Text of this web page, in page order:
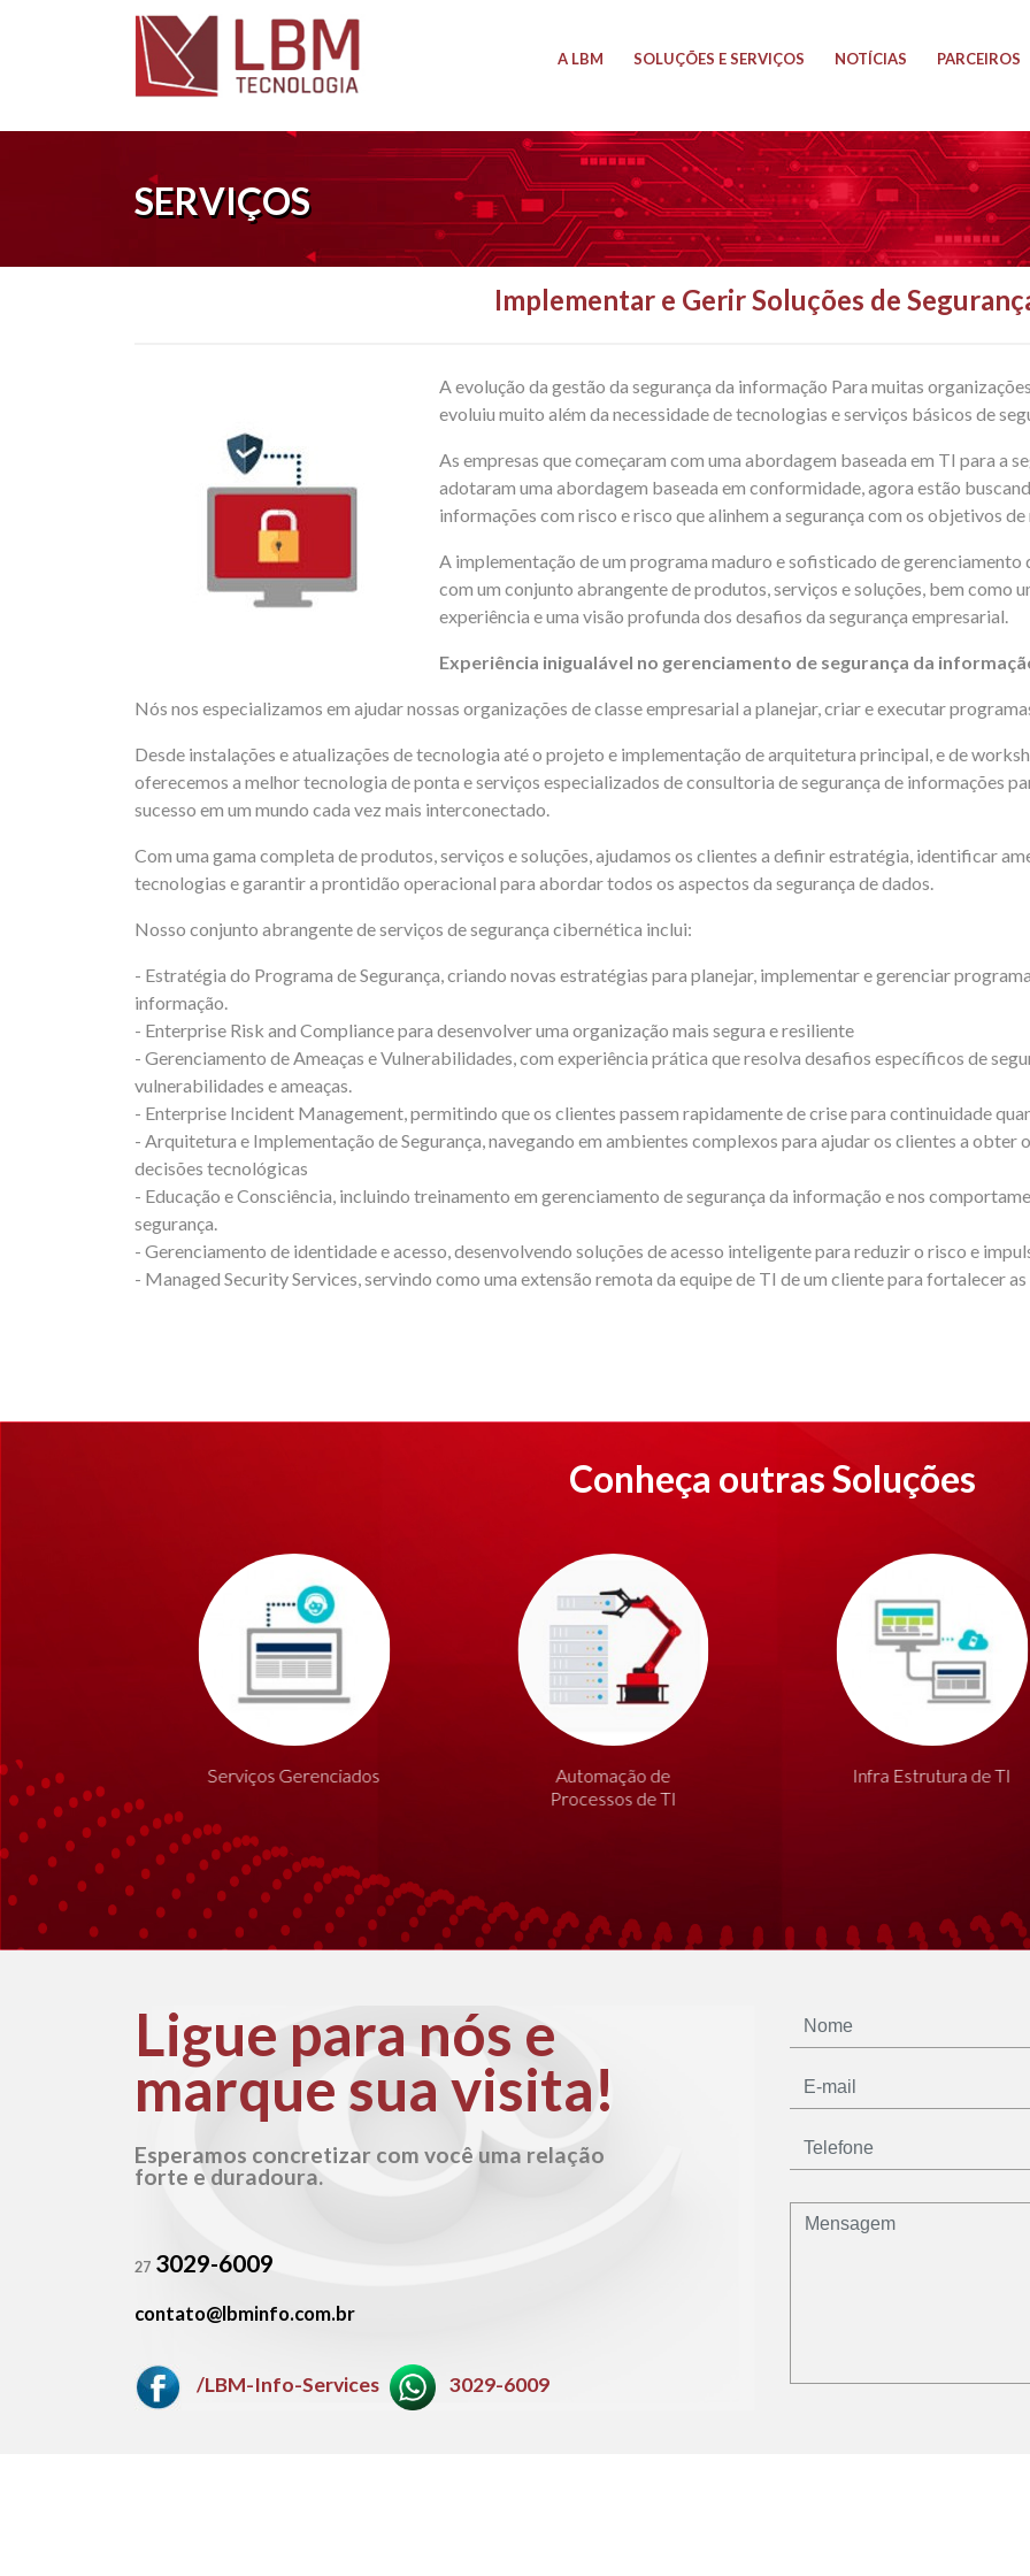
A LBM SOLUÇÕES E SERVIÇOS NOTÍCIAS PARCEIROS
SERVIÇOS
Implementar e Gerir Soluções de
A evolução da gestão da segurança da informação Para muitas
evoluiu muito além da necessidade de tecnologias e serviços básicos de
As empresas que começaram com uma abordagem baseada em TI para a
adotaram uma abordagem baseada em conformidade, agora estão
informações com risco e risco que alinhem a segurança com os objetivos
A implementação de um programa maduro e sofisticado de gerenciamento
com um conjunto abrangente de produtos, serviços e soluções, bem como
experiência e uma visão profunda dos desafios da segurança empresarial.
Experiência inigualável no gerenciamento de segurança da
Nós nos especializamos em ajudar nossas organizações de classe empresarial a planejar, criar e executar
Desde instalações e atualizações de tecnologia até o projeto e implementação de arquitetura principal, e de
oferecemos a melhor tecnologia de ponta e serviços especializados de consultoria de segurança de informações
sucesso em um mundo cada vez mais interconectado.
Com uma gama completa de produtos, serviços e soluções, ajudamos os clientes a definir estratégia, identificar
tecnologias e garantir a prontidão operacional para abordar todos os aspectos da segurança de dados.
Nosso conjunto abrangente de serviços de segurança cibernética inclui:
- Estratégia do Programa de Segurança, criando novas estratégias para planejar, implementar e gerenciar
informação.
- Enterprise Risk and Compliance para desenvolver uma organização mais segura e resiliente
- Gerenciamento de Ameaças e Vulnerabilidades, com experiência prática que resolva desafios específicos de
vulnerabilidades e ameaças.
- Enterprise Incident Management, permitindo que os clientes passem rapidamente de crise para continuidade
- Arquitetura e Implementação de Segurança, navegando em ambientes complexos para ajudar os clientes a
decisões tecnológicas
- Educação e Consciência, incluindo treinamento em gerenciamento de segurança da informação e nos
segurança.
- Gerenciamento de identidade e acesso, desenvolvendo soluções de acesso inteligente para reduzir o risco e
- Managed Security Services, servindo como uma extensão remota da equipe de TI de um cliente para fortalecer as
Conheça outras Soluções
TI
Serviços Gerenciados
Automação de
Processos de TI
Infra Estrutura de TI
Ligue para nós e
marque sua visita!
Esperamos concretizar com você uma relação
forte e duradoura.
27 3029-6009
contato@lbminfo.com.br
/LBM-Info-Services 3029-6009